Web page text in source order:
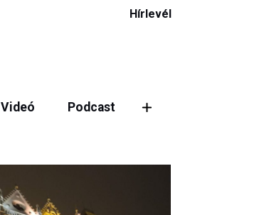
Hírlevél
Videó Podcast